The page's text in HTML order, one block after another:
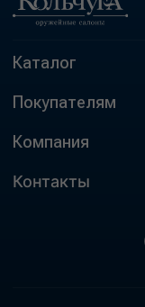
Каталог
Покупателям
Компания
Контакты